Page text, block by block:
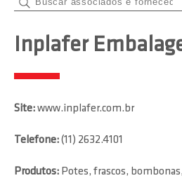
Inplafer
Site:www.inplafer.com.br
Telefone:(11) 2632.4101
Produtos: Potes, frascos,